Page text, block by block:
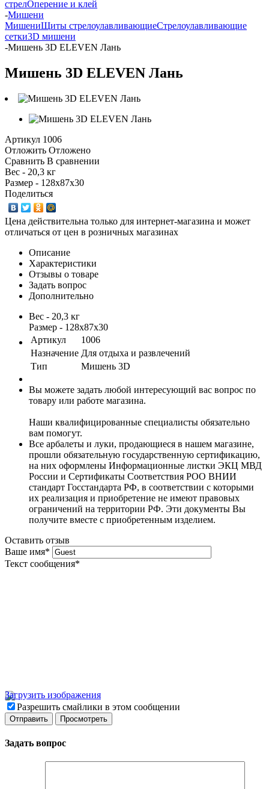
стрелОперение и клей
-Мишени
МишениЩиты стрелоулавливающиеСтрелоулавливающие
сетки3D мишени
-Мишень 3D ELEVEN Лань
Мишень 3D ELEVEN Лань
Артикул 1006
Отложить Отложено
Сравнить В сравнении
Вес - 20,3 кг
Размер - 128х87х30
Поделиться
Цена действительна только для интернет-магазина и может
отличаться от цен в розничных магазинах
Описание
Характеристики
Отзывы о товаре
Задать вопрос
Дополнительно
Вес - 20,3 кг
Размер - 128х87х30
Артикул
1006
Назначение Для отдыха и развлечений
Тип
Мишень 3D
Вы можете задать любой интересующий вас вопрос по
товару или работе магазина.
Наши квалифицированные специалисты обязательно
вам помогут.
Все арбалеты и луки, продающиеся в нашем магазине,
прошли обязательную государственную сертификацию,
на них оформлены Информационные листки ЭКЦ МВД
России и Сертификаты Соответствия РОО ВНИИ
стандарт Госстандарта РФ, в соответствии с которыми
их реализация и приобретение не имеют правовых
ограничений на территории РФ. Эти документы Вы
получите вместе с приобретенным изделием.
Оставить отзыв
Ваше имя*
Текст сообщения*
Загрузить изображения
Разрешить смайлики в этом сообщении
Задать вопрос